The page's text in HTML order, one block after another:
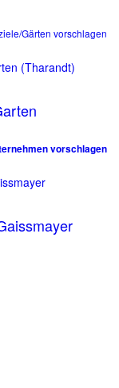
Gärten vorschlagen
vorschlagen